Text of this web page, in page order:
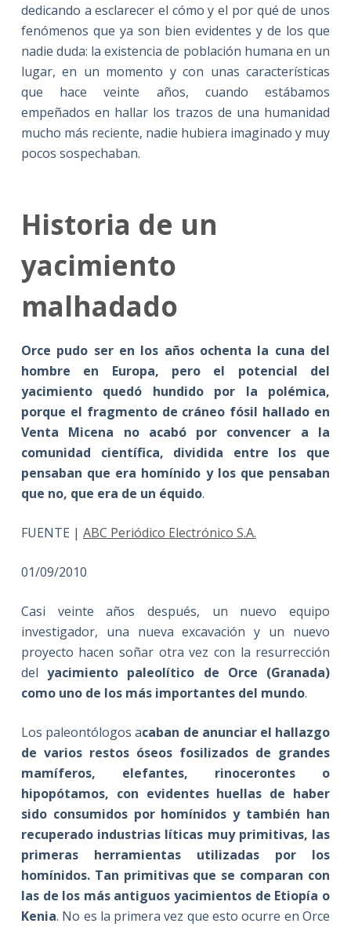
dedicando a esclarecer el cómo y el por qué de unos
fenómenos que ya son bien evidentes y de los que
nadie duda: la existencia de población humana en un
lugar, en un momento y con unas características
que hace veinte años, cuando estábamos
empeñados en hallar los trazos de una humanidad
mucho más reciente, nadie hubiera imaginado y muy
pocos sospechaban.
Historia de un
yacimiento
malhadado
Orce pudo ser en los años ochenta la cuna del
hombre en Europa, pero el potencial del
yacimiento quedó hundido por la polémica,
porque el fragmento de cráneo fósil hallado en
Venta Micena no acabó por convencer a la
comunidad científica, dividida entre los que
pensaban que era homínido y los que pensaban
que no, que era de un équido.
FUENTE | ABC Periódico Electrónico S.A.
01/09/2010
Casi veinte años después, un nuevo equipo
investigador, una nueva excavación y un nuevo
proyecto hacen soñar otra vez con la resurrección
delyacimiento paleolítico de Orce (Granada)
como uno de los más importantes del mundo.
Los paleontólogos acaban de anunciar el hallazgo
de varios restos óseos fosilizados de grandes
mamíferos, elefantes, rinocerontes o
hipopótamos, con evidentes huellas de haber
sido consumidos por homínidos y también han
recuperado industrias líticas muy primitivas, las
primeras herramientas utilizadas por los
homínidos. Tan primitivas que se comparan con
las de los más antiguos yacimientos de Etiopía o
Kenia. No es la primera vez que esto ocurre en Orce